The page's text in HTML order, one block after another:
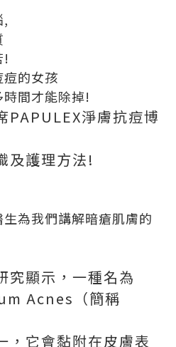
,
!
的女孩
間才能除掉!
PAPULEX淨膚抗痘博
及護理方法!
為我們講解暗瘡肌膚的
究顯示，一種名為
Acnes（簡稱
，它會黏附在皮膚表